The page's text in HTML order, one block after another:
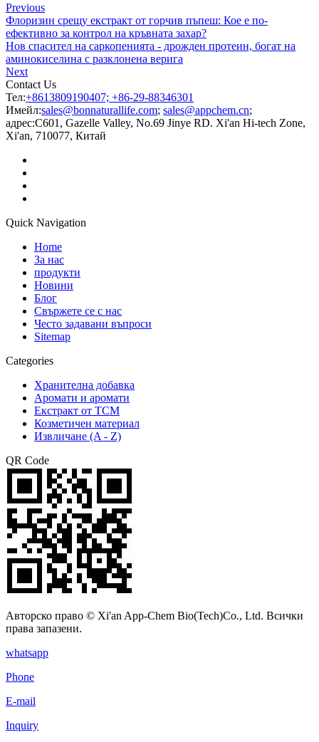
Previous
Флоризин срещу екстракт от горчив пъпеш: Кое е по-
ефективно за контрол на кръвната захар?
Нов спасител на саркопенията - дрожден протеин, богат на
аминокиселина с разклонена верига
Next
Contact Us
Тел:+8613809190407; +86-29-88346301
Имейл:sales@bonnaturallife.com; sales@appchem.cn;
адрес:C601, Gazelle Valley, No.69 Jinye RD. Xi'an Hi-tech Zone,
Xi'an, 710077, Китай
Quick Navigation
Home
За нас
продукти
Новини
Блог
Свържете се с нас
Често задавани въпроси
Sitemap
Categories
Хранителна добавка
Аромати и аромати
Екстракт от TCM
Козметичен материал
Извличане (A - Z)
QR Code
Авторско право © Xi'an App-Chem Bio(Tech)Co., Ltd. Всички
права запазени.
whatsapp
Phone
E-mail
Inquiry